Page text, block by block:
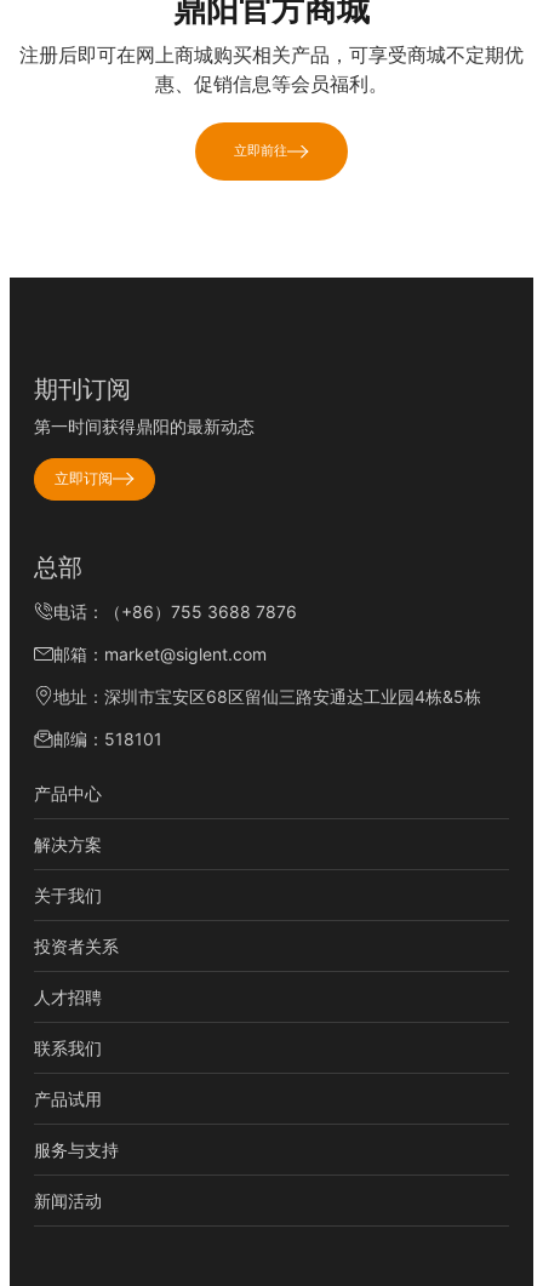
鼎阳官方商城
注册后即可在网上商城购买相关产品，可享受商城不定期优
惠、促销信息等会员福利。
立即前往
期刊订阅
第一时间获得鼎阳的最新动态
立即订阅
总部
电话：（+86）755 3688 7876
邮箱：market@siglent.com
地址：深圳市宝安区68区留仙三路安通达工业园4栋&5栋
邮编：518101
产品中心
解决方案
关于我们
投资者关系
人才招聘
联系我们
产品试用
服务与支持
新闻活动